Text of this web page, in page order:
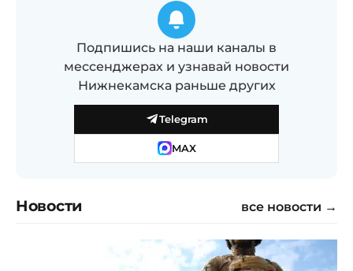
Подпишись на наши каналы в
мессенджерах и узнавай новости
Нижнекамска раньше других
Telegram
MAX
Новости все новости →